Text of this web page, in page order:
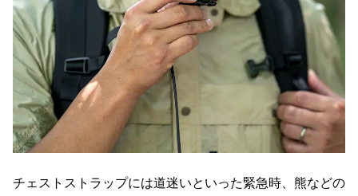
チェストストラップには道迷いといった緊急時、熊などの